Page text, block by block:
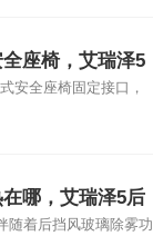
座椅，艾瑞泽5
安全座椅固定接口，
哪，艾瑞泽5后
随着后挡风玻璃除雾功